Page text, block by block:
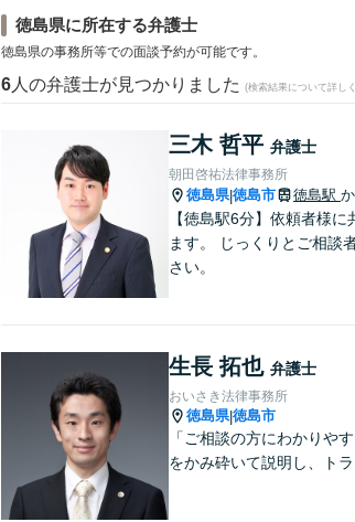
徳島県に所在する弁護士
徳島県の事務所等での面談予約が可能です。
6 人の弁護士が見つかりました (検索結果について詳し
三木 哲平 弁護士
朝田啓祐法律事務所
徳島県|徳島市 徳島駅
【徳島駅6分】依頼者様
ます。 じっくりとご相談
さい。
生長 拓也 弁護士
おいさき法律事務所
徳島県|徳島市
「ご相談の方にわかりや
をかみ砕いて説明し、ト